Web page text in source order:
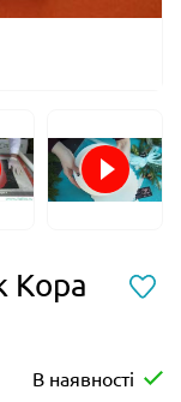
Кора
В наявності